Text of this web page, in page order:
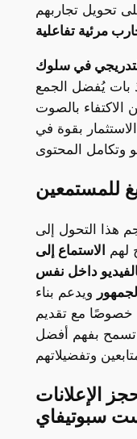
تحويل تجاربهم
مرئية تفاعلية
في سلوك
بات يُفضل الجمع
الاكتفاء بالصوت
بقوة في
للمستمعين
هذا التحول إلى
لهم الاستماع إلى
داخل نفس
ويدعم بناء
خصوصًا مع تقديم
تسمح بفهم أفضل
الإعلانات
سبوتيفاي